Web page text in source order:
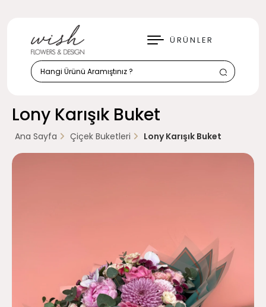
ÜRÜNLER
KAPAT
Lony Karışık Buket
Ana Sayfa Çiçek Buketleri Lony Karışık Buket